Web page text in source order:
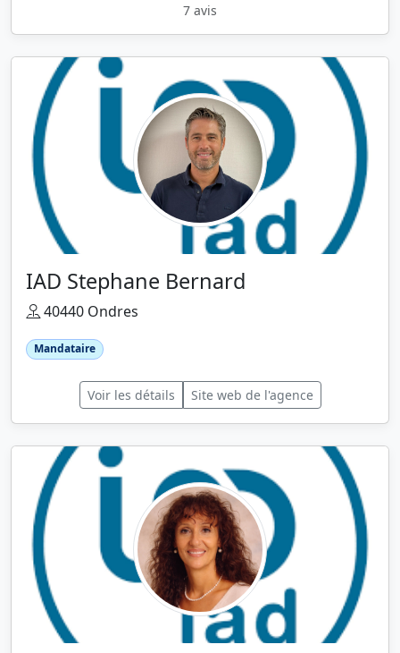
7 avis
IAD Stephane Bernard
40440 Ondres
Mandataire
Voir les détails Site web de l'agence